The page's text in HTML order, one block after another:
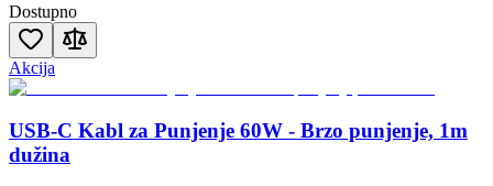
Dostupno
Akcija
USB-C Kabl za Punjenje 60W - Brzo punjenje, 1m
dužina